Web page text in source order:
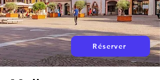
Réserver